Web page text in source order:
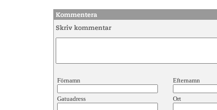
Förnamn Efternamn
Gatuadress Ort